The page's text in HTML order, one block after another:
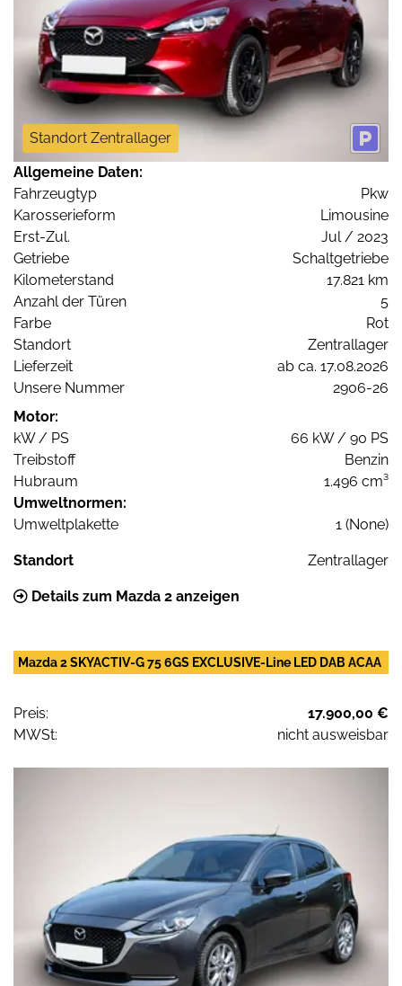
Standort Zentrallager
Allgemeine Daten:
Fahrzeugtyp
Pkw
Karosserieform
Limousine
Erst-Zul.
Jul / 2023
Getriebe
Schaltgetriebe
Kilometerstand
17.821 km
Anzahl der Türen
5
Farbe
Rot
Standort
Zentrallager
Lieferzeit
ab ca. 17.08.2026
Unsere Nummer
2906-26
Motor:
kW / PS
66 kW / 90 PS
Treibstoff
Benzin
Hubraum
1.496 cm³
Umweltnormen:
Umweltplakette
1 (None)
Standort Zentrallager
Details zum Mazda 2 anzeigen
Mazda 2 SKYACTIV-G 75 6GS EXCLUSIVE-Line LED DAB ACAA
Preis:
17.900,00 €
MWSt:
nicht ausweisbar